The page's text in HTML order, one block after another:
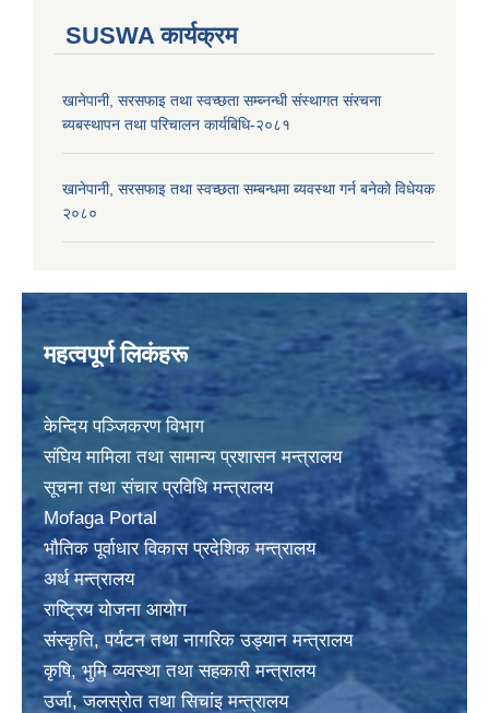
SUSWA कार्यक्रम
खानेपानी, सरसफाइ तथा स्वच्छता सम्ब्नन्धी संस्थागत संरचना
ब्यबस्थापन तथा परिचालन कार्यबिधि-२०८१
खानेपानी, सरसफाइ तथा स्वच्छता सम्बन्धमा ब्यवस्था गर्न बनेको विधेयक
२०८०
महत्वपूर्ण लिकंहरू
केन्दिय पञ्जिकरण विभाग
संघिय मामिला तथा सामान्य प्रशासन मन्त्रालय
सूचना तथा संचार प्रविधि मन्त्रालय
Mofaga Portal
भाैतिक पूर्वाधार विकास प्रदेशिक मन्त्रालय
अर्थ मन्त्रालय
राष्ट्रिय योजना आयोग
संस्कृति, पर्यटन तथा नागरिक उड्यान मन्त्रालय
कृषि, भुमि व्यवस्था तथा सहकारी मन्त्रालय
उर्जा, जलस्राेत तथा सिचांइ मन्त्रालय